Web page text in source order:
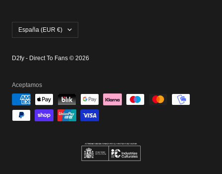
País/región
España (EUR €)
D2fy - Direct To Fans © 2026
Aceptamos